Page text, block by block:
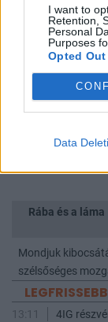
I want to
Retention,
Personal
Purposes
Opted Out
Data
Rába és a láma
Nagyon kreatív
mindezt.valami
Akkor miért is
Rába és a láma
Mondjuk
szélsőséges
13:11
4IG